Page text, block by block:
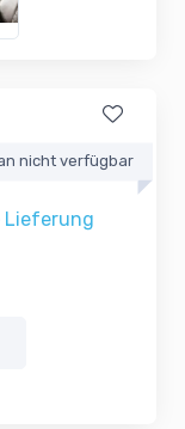
nicht verfügbar
Lieferung